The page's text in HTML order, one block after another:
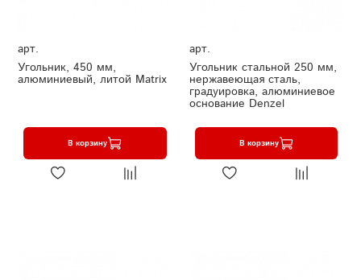
арт.
Угольник, 450 мм,
алюминиевый, литой Matrix
В корзину
арт.
Угольник стальной 250 мм,
нержавеющая сталь,
градуировка, алюминиевое
основание Denzel
В корзину